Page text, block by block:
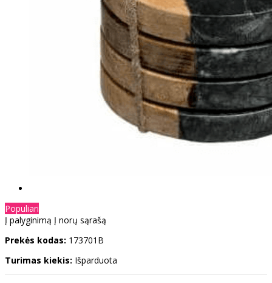
Populiari
Į palyginimą Į norų sąrašą
Prekės kodas: 173701B
Turimas kiekis: Išparduota